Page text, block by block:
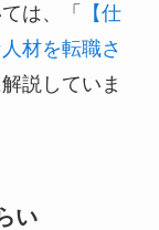
は、「
【仕
材を転職さ
説していま
い